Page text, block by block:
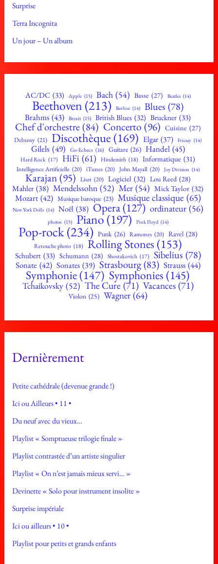
Surprise
Terra Incognita
Un jour – Un album
AC/DC (33) Apple (15) Bach (54) Basse (27) Beatles (14)
Beethoven (213) Berlioz (14) Blues (78)
Brahms (43) Brexit (15) British Blues (32) Bruckner (33)
Chef d'orchestre (84) Concerto (96) Cuisine (27)
Debussy (21) Discothèque (169) Elgar (37) Fricsay (14)
Gilels (49) Go-Echecs (16) Guitare (26) Handel (45)
Hard Rock (17) HiFi (61) Hindemith (18) Informatique (31)
Intelligence Artificielle (20) iTunes (20) John Mayall (20) Joy Division (14)
Karajan(95) Liszt (20) Logiciel (32) Lou Reed (28)
Mahler (38) Mendelssohn (52) Mer (54) Mick Taylor (32)
Mozart (42) Musique baroque (23) Musique classique (65)
New York Dolls (14) Noël (38) Opera (127) ordinateur (56)
photos (15) Piano(197) Pink Floyd (14)
Pop-rock(234) Punk (26) Ramones (20) Ravel (28)
Retouche photo (18) Rolling Stones (153)
Schubert (33) Schumann (28) Shostakovich (17) Sibelius (78)
Sonate (42) Sonates (39) Strasbourg (83) Strauss (44)
Symphonie(147) Symphonies (145)
Tchaikovsky (52) The Cure (71) Vacances (71)
Violon (25) Wagner (64)
Dernièrement
Petite cathédrale (devenue grande !)
Ici ou Ailleurs • 11 •
Du neuf avec du vieux…
Playlist « Somptueuse trilogie finale »
Playlist contrastée d’un artiste singulier
Playlist « On n’est jamais mieux servi… »
Devinette « Solo pour instrument insolite »
Surprise impériale
Ici ou ailleurs • 10 •
Playlist pour petits et grands enfants